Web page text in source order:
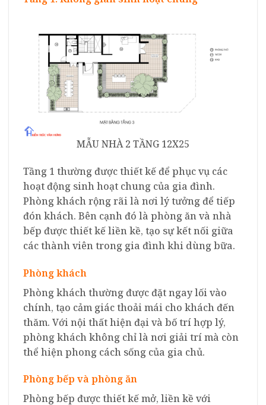
MẪU NHÀ 2 TẦNG 12X25
Tầng 1 thường được thiết kế để phục vụ các
hoạt động sinh hoạt chung của gia đình.
Phòng khách rộng rãi là nơi lý tưởng để tiếp
đón khách. Bên cạnh đó là phòng ăn và nhà
bếp được thiết kế liền kề, tạo sự kết nối giữa
các thành viên trong gia đình khi dùng bữa.
Phòng khách
Phòng khách thường được đặt ngay lối vào
chính, tạo cảm giác thoải mái cho khách đến
thăm. Với nội thất hiện đại và bố trí hợp lý,
phòng khách không chỉ là nơi giải trí mà còn
thể hiện phong cách sống của gia chủ.
Phòng bếp và phòng ăn
Phòng bếp được thiết kế mở, liền kề với